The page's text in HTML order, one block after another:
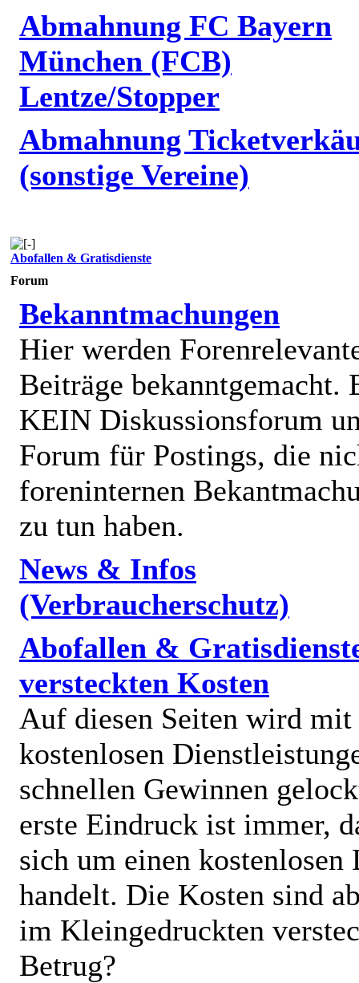
Abmahnung FC Bayern
München (FCB)
Lentze/Stopper
Abmahnung
(sonstige Vereine)
Abofallen & Gratisdienste
Forum
Bekanntmachungen
Hier werden
Beiträge bekanntgemacht.
KEIN Diskussionsforum
Forum für Postings, die
foreninternen
zu tun haben.
News & Infos
(Verbraucherschutz)
Abofallen &
versteckten Kosten
Auf diesen Seiten wird mit
kostenlosen
schnellen Gewinnen
erste Eindruck ist immer,
sich um einen kostenlosen
handelt. Die Kosten sind
im Kleingedruckten
Betrug?